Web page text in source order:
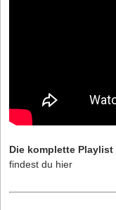
Die komplette Playlist
findest du hier